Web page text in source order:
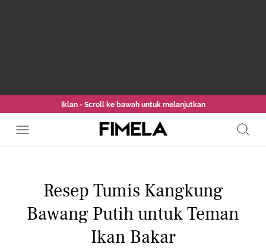
Iklan - Scroll ke bawah untuk melanjutkan
Resep Tumis Kangkung
Bawang Putih untuk Teman
Ikan Bakar